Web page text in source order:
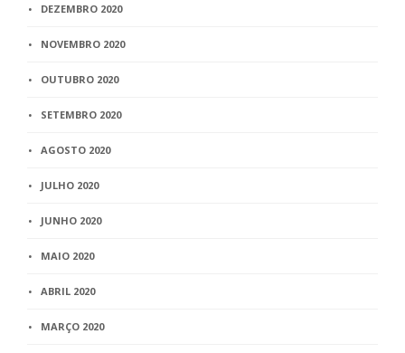
DEZEMBRO 2020
NOVEMBRO 2020
OUTUBRO 2020
SETEMBRO 2020
AGOSTO 2020
JULHO 2020
JUNHO 2020
MAIO 2020
ABRIL 2020
MARÇO 2020